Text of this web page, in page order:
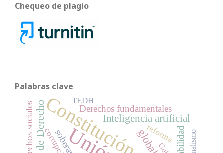
Chequeo de plagio
Palabras clave
ConstituciónInteligencia artificial
Derechos sociales Derechos fundamentales
reforma
TEDH
corrupción